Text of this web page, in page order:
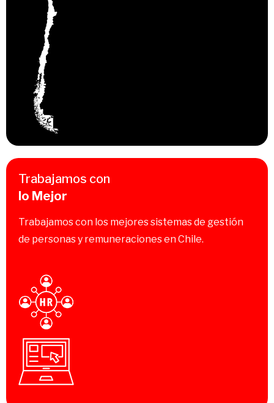
Trabajamos con
lo Mejor
Trabajamos con los mejores sistemas de gestión
de personas y remuneraciones en Chile.